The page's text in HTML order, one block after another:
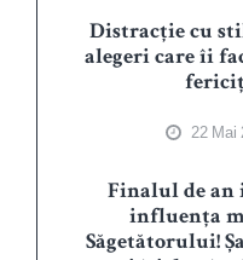
Distracție cu
alegeri care îi
22 Mai
Finalul de an
influența
Săgetătorului!